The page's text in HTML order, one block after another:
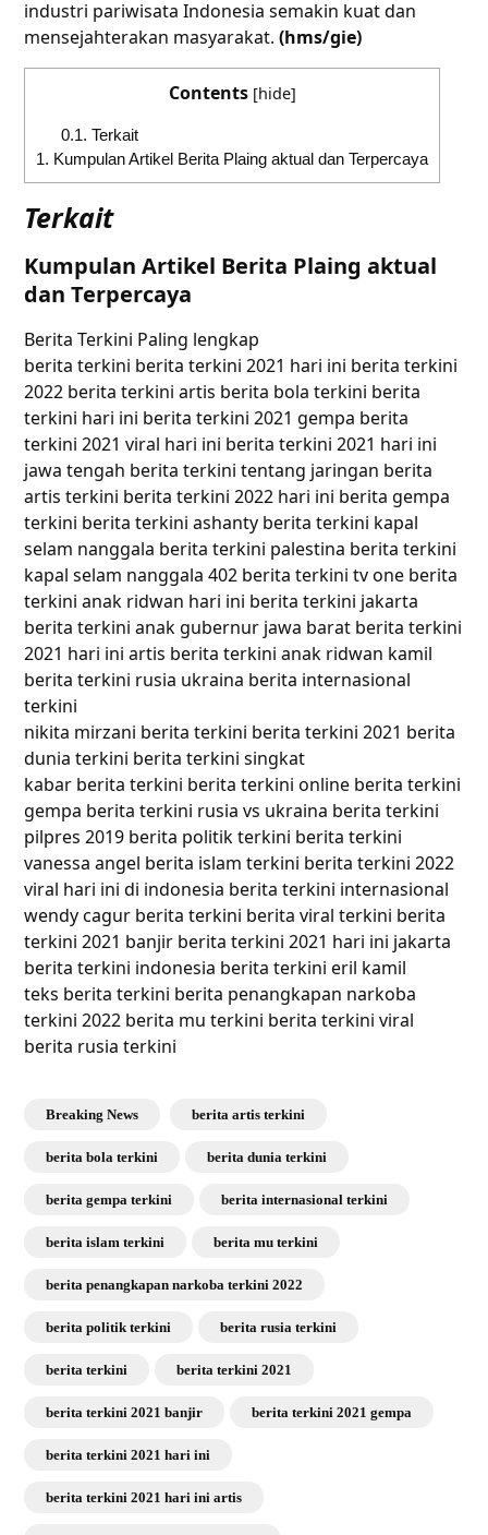
industri pariwisata Indonesia semakin kuat dan
mensejahterakan masyarakat. (hms/gie)
Contents [hide]
0.1. Terkait
1. Kumpulan Artikel Berita Plaing aktual dan Terpercaya
Terkait
Kumpulan Artikel Berita Plaing aktual
dan Terpercaya
Berita Terkini Paling lengkap
berita terkini berita terkini 2021 hari ini berita terkini
2022 berita terkini artis berita bola terkini berita
terkini hari ini berita terkini 2021 gempa berita
terkini 2021 viral hari ini berita terkini 2021 hari ini
jawa tengah berita terkini tentang jaringan berita
artis terkini berita terkini 2022 hari ini berita gempa
terkini berita terkini ashanty berita terkini kapal
selam nanggala berita terkini palestina berita terkini
kapal selam nanggala 402 berita terkini tv one berita
terkini anak ridwan hari ini berita terkini jakarta
berita terkini anak gubernur jawa barat berita terkini
2021 hari ini artis berita terkini anak ridwan kamil
berita terkini rusia ukraina berita internasional
terkini
nikita mirzani berita terkini berita terkini 2021 berita
dunia terkini berita terkini singkat
kabar berita terkini berita terkini online berita terkini
gempa berita terkini rusia vs ukraina berita terkini
pilpres 2019 berita politik terkini berita terkini
vanessa angel berita islam terkini berita terkini 2022
viral hari ini di indonesia berita terkini internasional
wendy cagur berita terkini berita viral terkini berita
terkini 2021 banjir berita terkini 2021 hari ini jakarta
berita terkini indonesia berita terkini eril kamil
teks berita terkini berita penangkapan narkoba
terkini 2022 berita mu terkini berita terkini viral
berita rusia terkini
Breaking News berita artis terkini
berita bola terkini berita dunia terkini
berita gempa terkini berita internasional terkini
berita islam terkini berita mu terkini
berita penangkapan narkoba terkini 2022
berita politik terkini berita rusia terkini
berita terkini berita terkini 2021
berita terkini 2021 banjir berita terkini 2021 gempa
berita terkini 2021 hari ini
berita terkini 2021 hari ini artis